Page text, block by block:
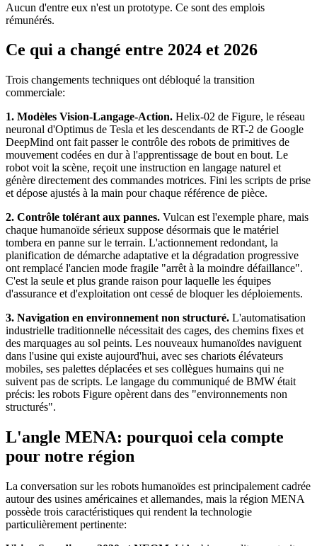
Aucun d'entre eux n'est un prototype. Ce sont des emplois
rémunérés.
Ce qui a changé entre 2024 et 2026
Trois changements techniques ont débloqué la transition
commerciale:
1. Modèles Vision-Langage-Action. Helix-02 de Figure, le réseau
neuronal d'Optimus de Tesla et les descendants de RT-2 de Google
DeepMind ont fait passer le contrôle des robots de primitives de
mouvement codées en dur à l'apprentissage de bout en bout. Le
robot voit la scène, reçoit une instruction en langage naturel et
génère directement des commandes motrices. Fini les scripts de prise
et dépose ajustés à la main pour chaque référence de pièce.
2. Contrôle tolérant aux pannes. Vulcan est l'exemple phare, mais
chaque humanoïde sérieux suppose désormais que le matériel
tombera en panne sur le terrain. L'actionnement redondant, la
planification de démarche adaptative et la dégradation progressive
ont remplacé l'ancien mode fragile "arrêt à la moindre défaillance".
C'est la seule et plus grande raison pour laquelle les équipes
d'assurance et d'exploitation ont cessé de bloquer les déploiements.
3. Navigation en environnement non structuré. L'automatisation
industrielle traditionnelle nécessitait des cages, des chemins fixes et
des marquages au sol peints. Les nouveaux humanoïdes naviguent
dans l'usine qui existe aujourd'hui, avec ses chariots élévateurs
mobiles, ses palettes déplacées et ses collègues humains qui ne
suivent pas de scripts. Le langage du communiqué de BMW était
précis: les robots Figure opèrent dans des "environnements non
structurés".
L'angle MENA: pourquoi cela compte
pour notre région
La conversation sur les robots humanoïdes est principalement cadrée
autour des usines américaines et allemandes, mais la région MENA
possède trois caractéristiques qui rendent la technologie
particulièrement pertinente: